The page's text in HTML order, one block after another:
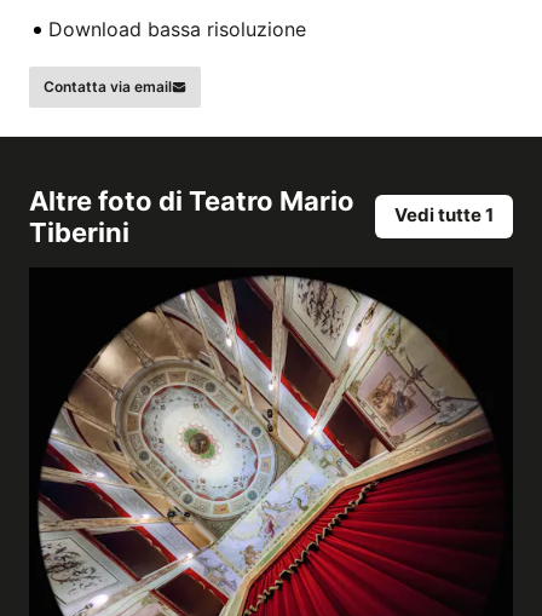
Download bassa risoluzione
Contatta via email
Altre foto di Teatro Mario
Tiberini
Vedi tutte 1